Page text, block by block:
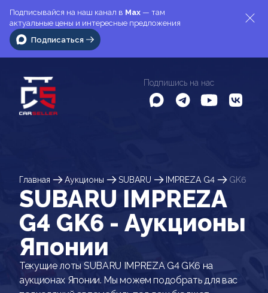
Подписывайся на наш канал в Max — там
актуальные цены и интересные предложения
Подписаться
Подпишись на нас
Главная Аукционы SUBARU IMPREZA G4 GK6
SUBARU IMPREZA
G4 GK6 - Аукционы
Японии
Текущие лоты SUBARU IMPREZA G4 GK6 на
аукционах Японии. Мы можем подобрать для вас